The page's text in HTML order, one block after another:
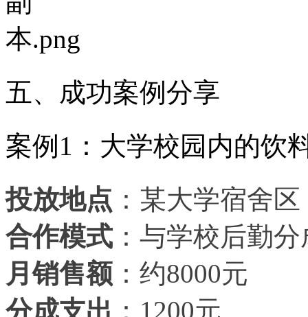
五、成功案例分享
案例 1：大学校园内的饮
投放地点 ：某大学宿舍区
合作模式 ：与学校后勤分
月销售额 ：约8000元
分成支出 ： 1200元